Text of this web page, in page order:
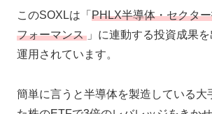
このSOXLは「 PHLX半導体・セクタ
フォーマンス 」に連動する投資成果
運用されています。
簡単に言うと半導体を製造している大